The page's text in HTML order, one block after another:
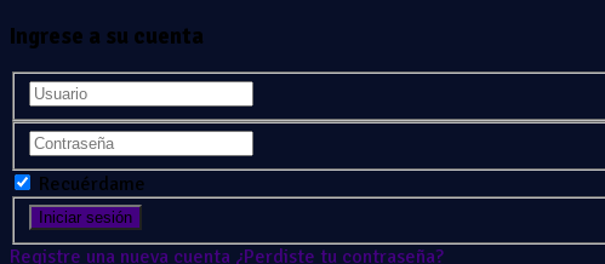
Ingrese a su cuenta
Recuérdame
Registre una nueva cuenta ¿Perdiste tu contraseña?